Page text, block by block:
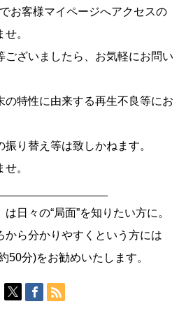
お客様マイページへアクセスの
。
ございましたら、お気軽にお問い
の特性に由来する再生不良等にお
り替え等は致しかねます。
。
日々の“局面”を知りたい方に。
から分かりやすくという方には
50分)をお勧めいたします。